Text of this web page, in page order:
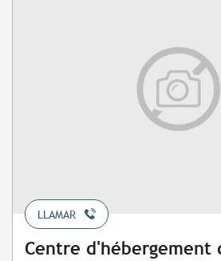
LLAMAR
Centre d'hébergement